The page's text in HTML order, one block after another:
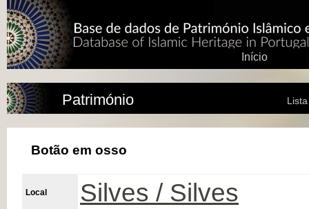
Início
Património
Botão em osso
Local Silves / Silves